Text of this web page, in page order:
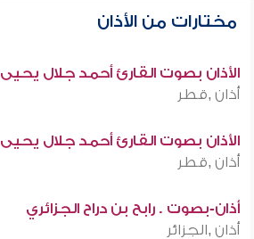
مختارات من الأذان
الأذان بصوت القارئ أحمد جلال يحيى
أذان ,قطر
الأذان بصوت القارئ أحمد جلال يحيى
أذان ,قطر
أذان-بصوت . رابح بن دراح الجزائري
أذان ,الجزائر